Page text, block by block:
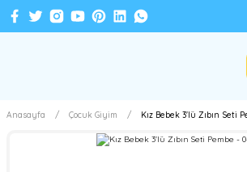
Anasayfa Çocuk Giyim Kız Bebek 3'lü Zıbın Seti